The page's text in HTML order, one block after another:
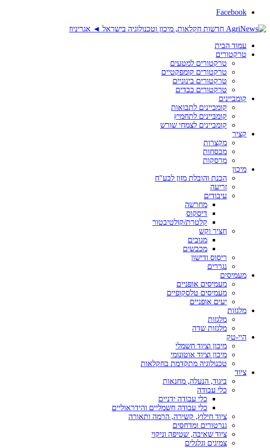
Facebook
עמוד הבית
טרקטורים
טרקטורים למטעים
טרקטורים קומפקטיים
טרקטורים בינוניים
טרקטורים כבדים
קומביינים
קומביינים לתבואות
קומביינים לתחמיץ
קומביינים לצמחי שורש
קציר
מקצרות
מכסחות
מרסקות
מיכון
הכנת והובלת מזון לבע"ח
זריעה
עיבודים
מחרשה
דיסקוס
קלטרת/קולטיבטור
חציר וקש
מגובים
מכבשים
ריסוס ודישון
נגררים
מעמיסים
מעמיסים אופניים
מעמיסים טלסקופיים
יעים אופניים
מלגזות
מלגזות
מלגזות שדה
היי-טק
מיכון וציוד חשמלי
מיכון וציוד אוטונומי
טכנולוגיה מתקדמת בחקלאות
ציוד
ביגוד, הנעלה, מחנאות
כלי עבודה
כלי עבודה ידניים
כלי עבודה חשמליים והידראוליים
ציוד חילוץ, קשירה, הרמה ותאורה
גנרטורים ומדחסים
ציוד שאיבה, שטיפה וניקוי
צמיגים וגלגלים